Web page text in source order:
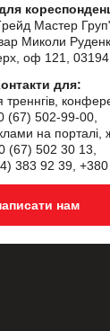
Мастер
Миколи
оф 121, 03194
для:
(67) 502-99-00,
на порталі,
(67) 502 30 13,
383 92 39,
нам